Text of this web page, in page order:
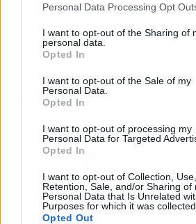
Personal Data Processing Opt
I want to opt-out of the Sharing of
personal data.
Opted In
I want to opt-out of the Sale of my
Personal Data.
Opted In
I want to opt-out of processing my
Personal Data for Targeted
Opted In
I want to opt-out of Collection, Use,
Retention, Sale, and/or Sharing of
Personal Data that Is Unrelated
Purposes for which it was collected.
Opted Out
Países con misiles